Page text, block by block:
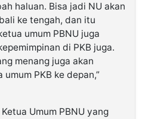
haluan. Bisa jadi NU akan
ke tengah, dan itu
umum PBNU juga
di PKB juga.
menang juga akan
PKB ke depan,”
Umum PBNU yang